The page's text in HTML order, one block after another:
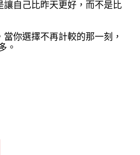
自己比昨天更好，而不是比
你選擇不再計較的那一刻，
。